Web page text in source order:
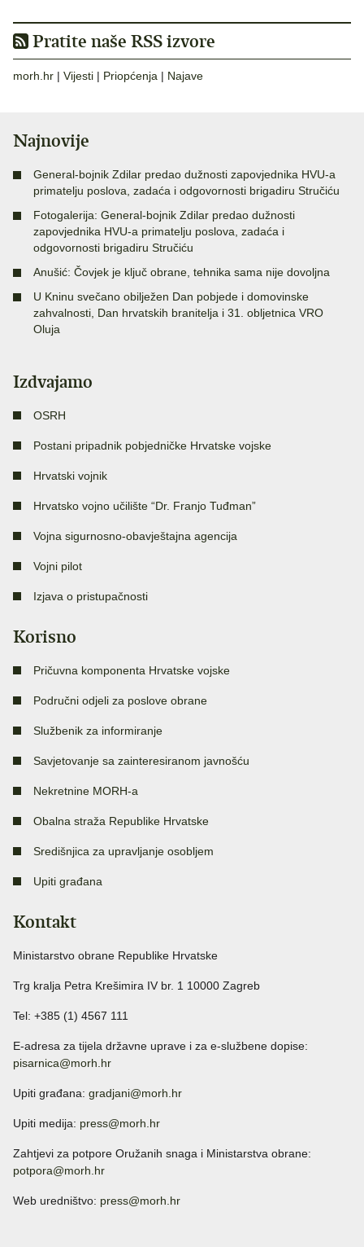
Pratite naše RSS izvore
morh.hr | Vijesti | Priopćenja | Najave
Najnovije
General-bojnik Zdilar predao dužnosti zapovjednika HVU-a
primatelju poslova, zadaća i odgovornosti brigadiru Stručiću
Fotogalerija: General-bojnik Zdilar predao dužnosti
zapovjednika HVU-a primatelju poslova, zadaća i
odgovornosti brigadiru Stručiću
Anušić: Čovjek je ključ obrane, tehnika sama nije dovoljna
U Kninu svečano obilježen Dan pobjede i domovinske
zahvalnosti, Dan hrvatskih branitelja i 31. obljetnica VRO
Oluja
Izdvajamo
OSRH
Postani pripadnik pobjedničke Hrvatske vojske
Hrvatski vojnik
Hrvatsko vojno učilište “Dr. Franjo Tuđman”
Vojna sigurnosno-obavještajna agencija
Vojni pilot
Izjava o pristupačnosti
Korisno
Pričuvna komponenta Hrvatske vojske
Područni odjeli za poslove obrane
Službenik za informiranje
Savjetovanje sa zainteresiranom javnošću
Nekretnine MORH-a
Obalna straža Republike Hrvatske
Središnjica za upravljanje osobljem
Upiti građana
Kontakt
Ministarstvo obrane Republike Hrvatske
Trg kralja Petra Krešimira IV br. 1 10000 Zagreb
Tel: +385 (1) 4567 111
E-adresa za tijela državne uprave i za e-službene dopise:
pisarnica@morh.hr
Upiti građana: gradjani@morh.hr
Upiti medija: press@morh.hr
Zahtjevi za potpore Oružanih snaga i Ministarstva obrane:
potpora@morh.hr
Web uredništvo: press@morh.hr